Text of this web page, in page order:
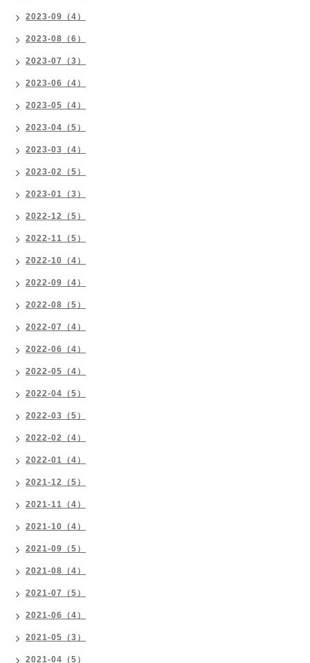
2023-09（4）
2023-08（6）
2023-07（3）
2023-06（4）
2023-05（4）
2023-04（5）
2023-03（4）
2023-02（5）
2023-01（3）
2022-12（5）
2022-11（5）
2022-10（4）
2022-09（4）
2022-08（5）
2022-07（4）
2022-06（4）
2022-05（4）
2022-04（5）
2022-03（5）
2022-02（4）
2022-01（4）
2021-12（5）
2021-11（4）
2021-10（4）
2021-09（5）
2021-08（4）
2021-07（5）
2021-06（4）
2021-05（3）
2021-04（5）